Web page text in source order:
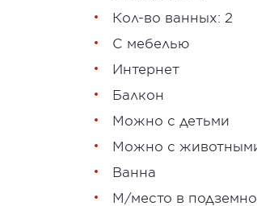
Кол-во ванных: 2
С мебелью
Интернет
Балкон
Можно с детьми
Можно с
Ванна
М/место в